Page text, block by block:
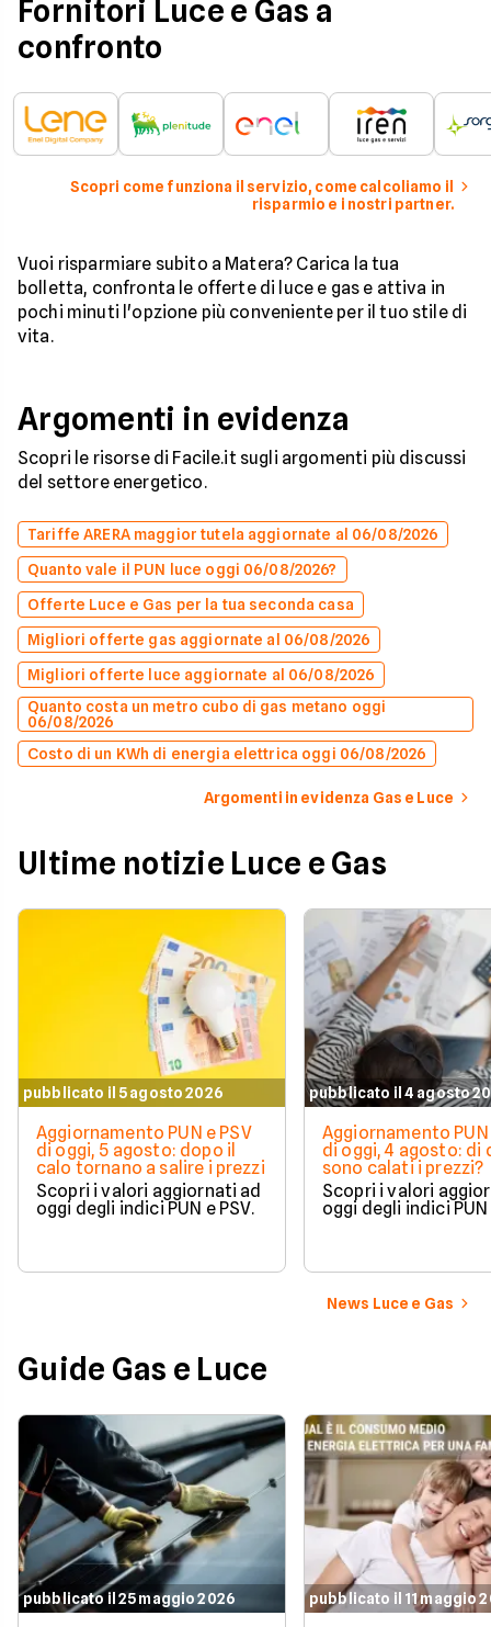
Fornitori Luce e Gas a
confronto
Scopri come funziona il servizio, come calcoliamo il
risparmio e i nostri partner.
Vuoi risparmiare subito a Matera? Carica la tua
bolletta, confronta le offerte di luce e gas e attiva in
pochi minuti l'opzione più conveniente per il tuo stile di
vita.
Argomenti in evidenza
Scopri le risorse di Facile.it sugli argomenti più discussi
del settore energetico.
Tariffe ARERA maggior tutela aggiornate al 06/08/2026
Quanto vale il PUN luce oggi 06/08/2026?
Offerte Luce e Gas per la tua seconda casa
Migliori offerte gas aggiornate al 06/08/2026
Migliori offerte luce aggiornate al 06/08/2026
Quanto costa un metro cubo di gas metano oggi
06/08/2026
Costo di un KWh di energia elettrica oggi 06/08/2026
Argomenti in evidenza Gas e Luce
Ultime notizie Luce e Gas
pubblicato il 5 agosto 2026
Aggiornamento PUN e PSV
di oggi, 5 agosto: dopo il
calo tornano a salire i prezzi
Scopri i valori aggiornati ad
oggi degli indici PUN e PSV.
pubblicato il 4 agosto
Aggiornamento PUN
di oggi, 4 agosto: di
sono calati i prezzi?
Scopri i valori
oggi degli indici PUN
News Luce e Gas
Guide Gas e Luce
pubblicato il 25 maggio 2026 pubblicato il 11 maggio